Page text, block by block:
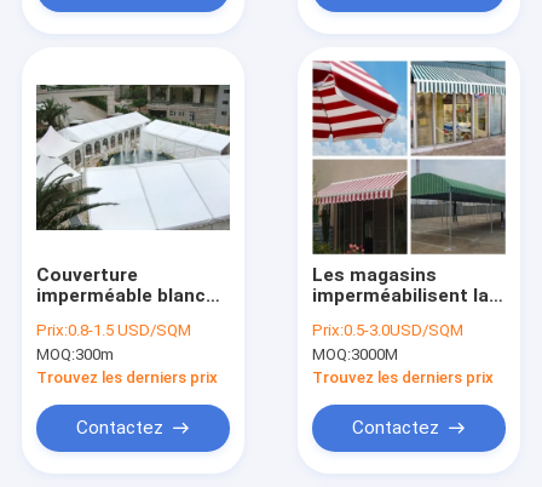
Couverture
imperméable blanche
bâches résistantes
de toit de 5m
Prix:0.8-1.5 USD/SQM
MOQ:300m
Trouvez les derniers prix
Contactez
Les magasins
imperméabilisent la
PVC ont enduit la
bâche ignifuge
Prix:0.5-3.0USD/SQM
MOQ:3000M
Trouvez les derniers prix
Contactez